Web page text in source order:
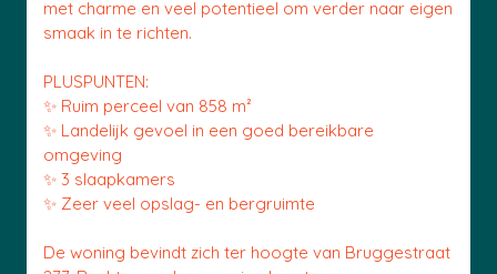
met charme en veel potentieel om verder naar eigen
smaak in te richten.
PLUSPUNTEN:
✨ Ruim perceel van 858 m²
✨ Landelijk gevoel in een goed bereikbare
omgeving
✨ 3 slaapkamers
✨ Zeer veel opslag- en bergruimte
De woning bevindt zich ter hoogte van Bruggestraat